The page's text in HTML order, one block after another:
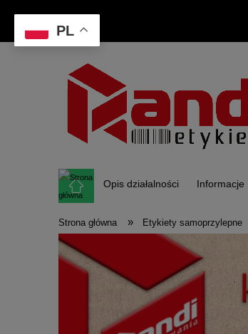
Opis działalności Informacje
Strona główna » Etykiety samoprzylepne
PL